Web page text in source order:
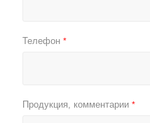
Телефон *
Продукция, комментарии *